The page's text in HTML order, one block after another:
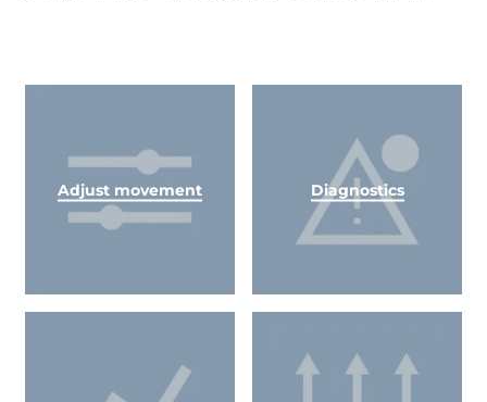
Adjust movement Diagnostics